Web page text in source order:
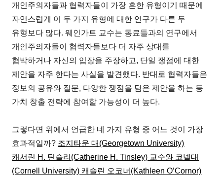
개인주의자들과 협력자들이 가장 흔한 유형이기 때문에
자연스럽게 이 두 가지 유형에 대한 연구가 다른 두
유형보다 많다. 웨인가트 교수는 동료들과의 연구에서
개인주의자들이 협력자들보다 더 자주 상대를
협박하거나 자신의 입장을 주장하고, 단일 쟁점에 대한
제안을 자주 한다는 사실을 발견했다. 반대로 협력자들은
정보의 공유와 질문, 다양한 쟁점을 담은 제안을 하는 등
가치 창출 전략에 참여할 가능성이 더 높다.
그렇다면 위에서 언급한 네 가지 유형 중 어느 것이 가장
효과적일까? 조지타운 대(Georgetown University)
캐서린 H. 틴슬리(Catherine H. Tinsley) 교수와 코넬대
(Cornell University) 캐슬린 오코너(Kathleen O’Cornor)